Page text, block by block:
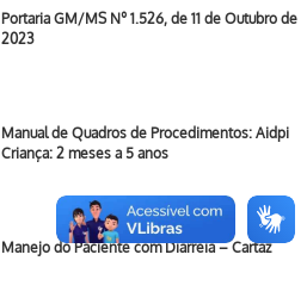
Portaria GM/MS Nº 1.526, de 11 de Outubro de
2023
Manual de Quadros de Procedimentos: Aidpi
Criança: 2 meses a 5 anos
Manejo do Paciente com Diarreia – Cartaz